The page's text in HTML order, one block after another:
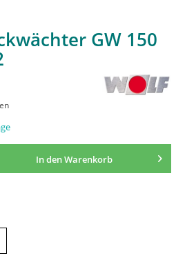
GW 150
In denWarenkorb